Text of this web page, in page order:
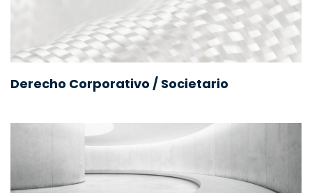
Derecho Corporativo / Societario